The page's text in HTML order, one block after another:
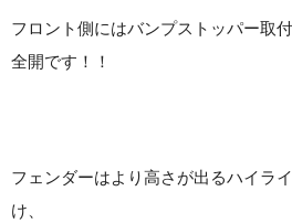
フロント側にはバンプストッパー取
全開です！！
フェンダーはより高さが出るハイラ
け、